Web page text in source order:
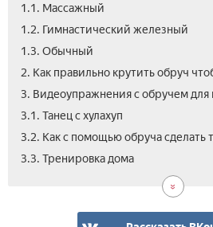
1.1. Массажный
1.2. Гимнастический железный
1.3. Обычный
2. Как правильно крутить обруч
3. Видеоупражнения с обручем для
3.1. Танец с хулахуп
3.2. Как с помощью обруча сделать
3.3. Тренировка дома